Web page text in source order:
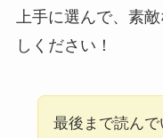
上手に選んで、素
しください！
最後まで読ん